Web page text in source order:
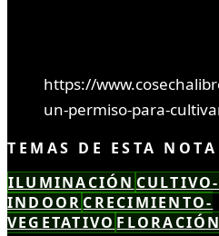
https://
un-permiso-para-
TEMAS DE ESTA NOTA
ILUMINACIÓN CULTIVO-
INDOOR CRECIMIENTO-
VEGETATIVO FLORACIÓN